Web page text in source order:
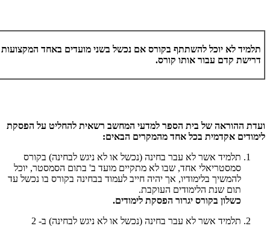
תלמיד לא יוכל להשתתף בקורס אם נכשל בשני מועדים באחד המקצועות
דרישת קדם עבור אותו קורס.
ועדת ההוראה של בית הספר למדעי המחשב רשאית להחליט על הפסקת
לימודים אקדמית בכל אחד מהמקרים הבאים:
תלמיד אשר לא עבר בחינה (נכשל או לא ניגש לבחינה) בקורס
סמסטריאלי אחד, שבו לא מתקיים מועד ב' בתום הסמסטר, יוכל
להמשיך בלימודיו, אך יהיה חייב לעמוד בבחינה בקורס בו נכשל עד
תום שנת הלימודים העוקבת.
כשלון בקורס יגרור הפסקת לימודים.
תלמיד אשר לא עבר בחינה (נכשל או לא ניגש לבחינה) ב- 2